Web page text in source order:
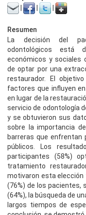
Resumen
La decisión del
odontológicos está
económicos y sociales
de optar por una
restaurador. El
factores que influyen
en lugar de la
servicio de odontología
y se obtuvieron sus
sobre la importancia
barreras que enfrentan
públicos. Los
participantes (58%)
tratamiento
motivaron esta
(76%) de los pacientes,
(64%), la búsqueda de
largos tiempos de